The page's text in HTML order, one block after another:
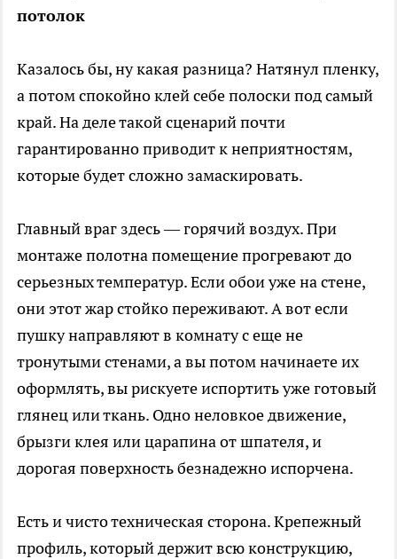
потолок
Казалось бы, ну какая разница? Натянул пленку,
а потом спокойно клей себе полоски под самый
край. На деле такой сценарий почти
гарантированно приводит к неприятностям,
которые будет сложно замаскировать.
Главный враг здесь — горячий воздух. При
монтаже полотна помещение прогревают до
серьезных температур. Если обои уже на стене,
они этот жар стойко переживают. А вот если
пушку направляют в комнату с еще не
тронутыми стенами, а вы потом начинаете их
оформлять, вы рискуете испортить уже готовый
глянец или ткань. Одно неловкое движение,
брызги клея или царапина от шпателя, и
дорогая поверхность безнадежно испорчена.
Есть и чисто техническая сторона. Крепежный
профиль, который держит всю конструкцию,